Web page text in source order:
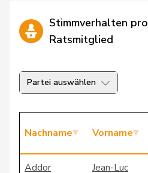
Stimmverhalten pro
Ratsmitglied
Partei auswählen
Nachname Vorname
Addor Jean-Luc